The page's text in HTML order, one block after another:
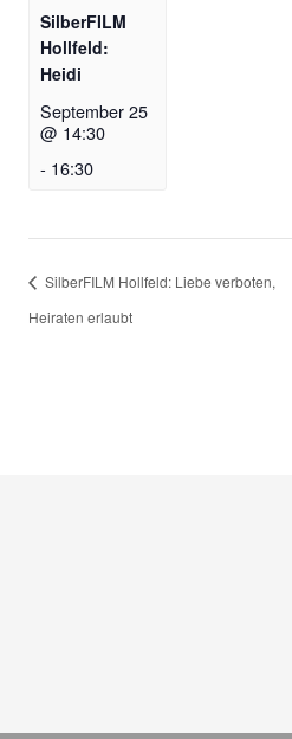
SilberFILM
Hollfeld:
Heidi
September 25
@ 14:30
- 16:30
SilberFILM Hollfeld: Liebe verboten,
Heiraten erlaubt